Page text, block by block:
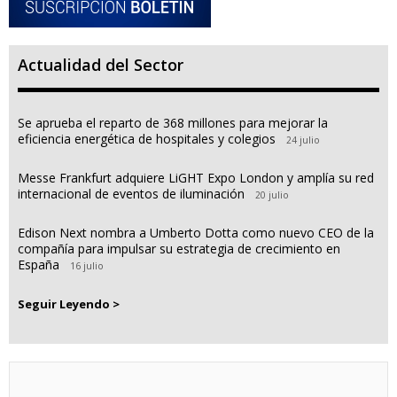
Actualidad del Sector
Se aprueba el reparto de 368 millones para mejorar la
eficiencia energética de hospitales y colegios
24 julio
Messe Frankfurt adquiere LiGHT Expo London y amplía su red
internacional de eventos de iluminación
20 julio
Edison Next nombra a Umberto Dotta como nuevo CEO de la
compañía para impulsar su estrategia de crecimiento en
España
16 julio
Seguir Leyendo >